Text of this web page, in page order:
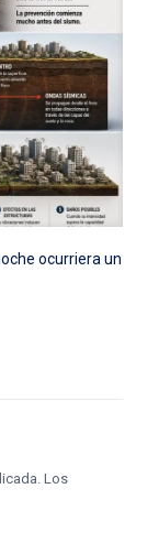
ocurriera un
Los